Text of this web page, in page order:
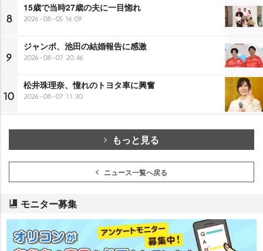
8
15歳で当時27歳の夫に一目惚れ
2026-08-05 16:09
9
ジャンボ、池田の結婚報告に感激
2026-08-07 20:46
10
松井珠理奈、憧れのトヨタ車に興奮
2026-08-07 11:30
もっと見る
ニュース一覧へ戻る
モニター募集